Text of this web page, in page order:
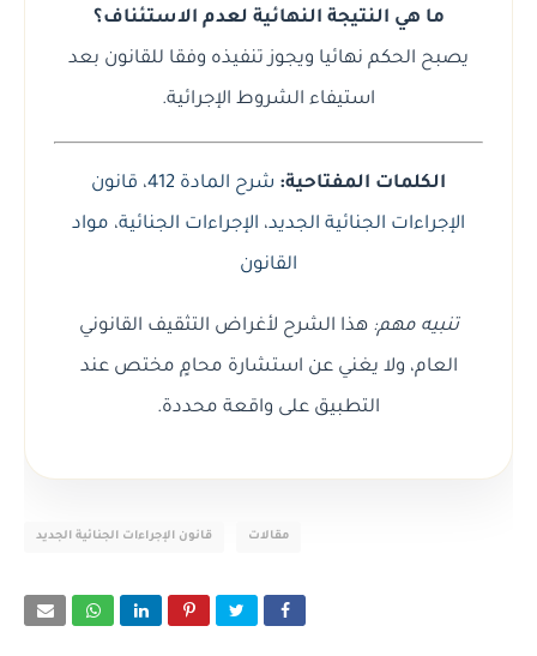
ما هي النتيجة النهائية لعدم الاستئناف؟
يصبح الحكم نهائيا ويجوز تنفيذه وفقا للقانون بعد
استيفاء الشروط الإجرائية.
الكلمات المفتاحية: شرح المادة 412 ، قانون
الإجراءات الجنائية الجديد، الإجراءات الجنائية، مواد
القانون
تنبيه مهم: هذا الشرح لأغراض التثقيف القانوني
العام، ولا يغني عن استشارة محامٍ مختص عند
التطبيق على واقعة محددة.
قانون الإجراءات الجنائية الجديد مقالات